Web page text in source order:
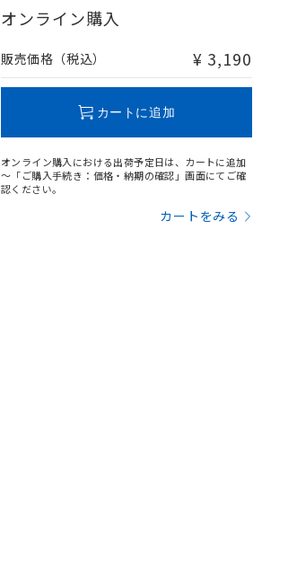
オンライン購入
販売価格（税込） ¥ 3,190
カートに追加
オンライン購入における出荷予定日は、カートに追加
～「ご購入手続き：価格・納期の確認」画面にてご確
認ください。
カートをみる